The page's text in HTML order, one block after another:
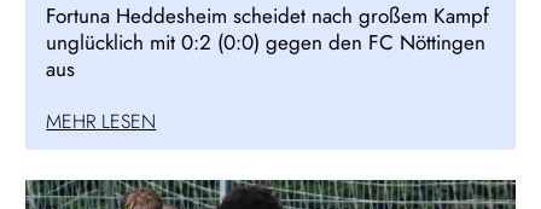
Fortuna Heddesheim scheidet nach großem Kampf
unglücklich mit 0:2 (0:0) gegen den FC Nöttingen
aus
MEHR LESEN